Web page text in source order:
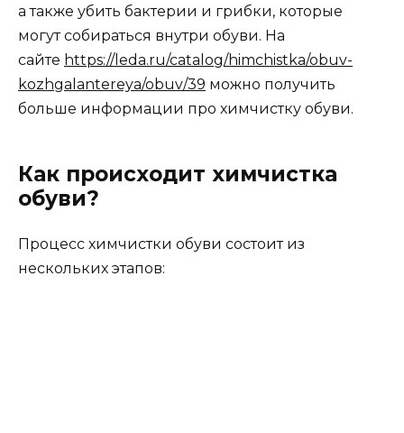
а также убить бактерии и грибки, которые
могут собираться внутри обуви. На
сайте https://leda.ru/catalog/himchistka/obuv-
kozhgalantereya/obuv/39 можно получить
больше информации про химчистку обуви.
Как происходит химчистка
обуви?
Процесс химчистки обуви состоит из
нескольких этапов: